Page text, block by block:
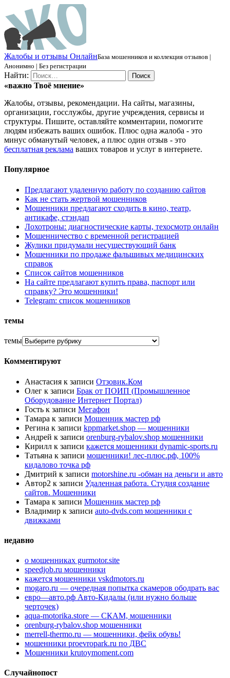
Жалобы и отзывы ОнлайнБаза мошенников и коллекция отзывов |
Анонимно | Без регистрации
Найти:
«важно Твоё мнение»
Жалобы, отзывы, рекомендации. На сайты, магазины,
организации, госслужбы, другие учреждения, сервисы и
структуры. Пишите, оставляйте комментарии, помогите
людям избежать ваших ошибок. Плюс одна жалоба - это
минус обманутый человек, а плюс один отзыв - это
бесплатная реклама ваших товаров и услуг в интернете.
Популярное
Предлагают удаленную работу по созданию сайтов
Как не стать жертвой мошенников
Мошенники предлагают сходить в кино, театр,
антикафе, стэндап
Лохотроны: диагностические карты, техосмотр онлайн
Мошенничество с временной регистрацией
Жулики придумали несуществующий банк
Мошенники по продаже фальшивых медицинских
справок
Список сайтов мошенников
На сайте предлагают купить права, паспорт или
справку? Это мошенники!
Telegram: список мошенников
темы
темы
Комментируют
Анастасия к записи Отзовик.Ком
Олег к записи Брак от ПОИП (Промышленное
Оборудование Интернет Портал)
Гость к записи Мегафон
Тамара к записи Мошенник мастер рф
Регина к записи kppmarket.shop — мошенники
Андрей к записи orenburg-rybalov.shop мошенники
Кирилл к записи кажется мошенники dynamic-sports.ru
Татьяна к записи мошенники! лес-плюс.рф, 100%
кидалово точка рф
Дмитрий к записи motorshine.ru -обман на деньги и авто
Автор2 к записи Удаленная работа. Студия создание
сайтов. Мошенники
Тамара к записи Мошенник мастер рф
Владимир к записи auto-dvds.com мошенники с
движками
недавно
о мошенниках gurmotor.site
speedjob.ru мошенники
кажется мошенники vskdmotors.ru
mogaro.ru — очередная попытка скамеров ободрать вас
евро—авто.рф Авто-Кидалы (или нужно больше
черточек)
aqua-motorika.store — СКАМ, мошенники
orenburg-rybalov.shop мошенники
merrell-thermo.ru — мошенники, фейк обувь!
мошенники proevropark.ru по ДВС
Мошенники krutoymoment.com
Случайнопост